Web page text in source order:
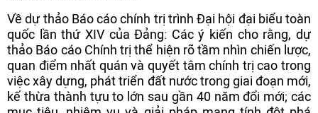
Về dự thảo Báo cáo chính trị trình Đại hội đại biểu toàn
quốc lần thứ XIV của Đảng: Các ý kiến cho rằng, dự
thảo Báo cáo Chính trị thể hiện rõ tầm nhìn chiến lược,
quan điểm nhất quán và quyết tâm chính trị cao trong
việc xây dựng, phát triển đất nước trong giai đoạn mới,
kế thừa thành tựu to lớn sau gần 40 năm đổi mới; các